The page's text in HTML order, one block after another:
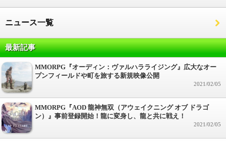
ニュース一覧
最新記事
MMORPG『オーディン：ヴァルハラライジング』広大なオー
プンフィールドや町を旅する新規映像公開
2021/02/05
MMORPG『AOD 龍神無双（アウェイクニング オブ ドラゴ
ン）』事前登録開始！龍に変身し、龍と共に戦え！
2021/02/05